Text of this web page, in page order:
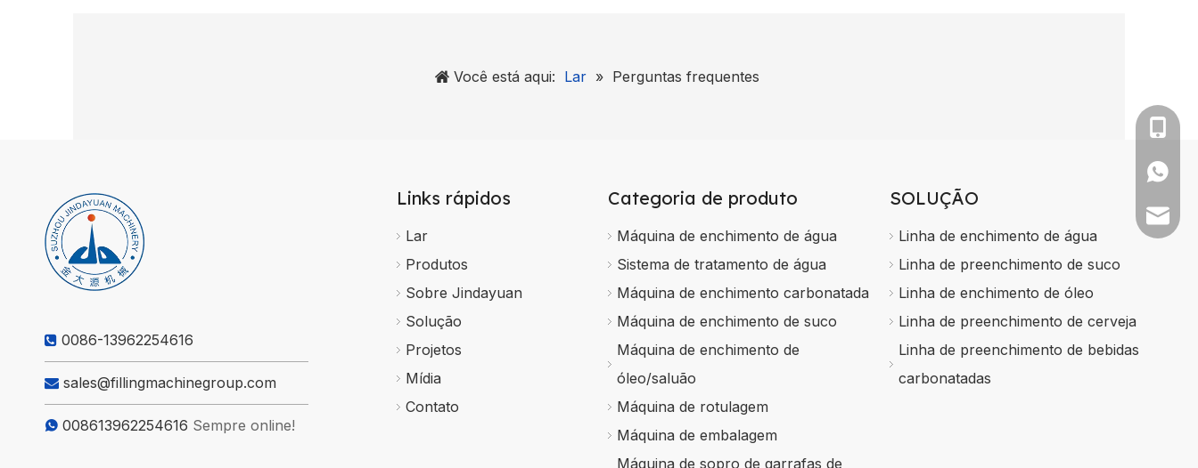
Você está aqui: Lar » Perguntas frequentes
 0086-13962254616
 sales@fillingmachinegroup.com
 008613962254616 Sempre online!
Links rápidos
Lar
Produtos
Sobre Jindayuan
Solução
Projetos
Mídia
Contato
Categoria de produto
Máquina de enchimento de água
Sistema de tratamento de água
Máquina de enchimento carbonatada
Máquina de enchimento de suco
Máquina de enchimento de
óleo/saluão
Máquina de rotulagem
Máquina de embalagem
Máquina de sopro de garrafas de
SOLUÇÃO
Linha de enchimento de água
Linha de preenchimento de suco
Linha de enchimento de óleo
Linha de preenchimento de cerveja
Linha de preenchimento de bebidas
carbonatadas
0086-
+86